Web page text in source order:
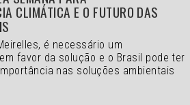
CLIMÁTICA E O FUTURO DAS
é necessário um
favor da solução e o Brasil pode ter
nas soluções ambientais